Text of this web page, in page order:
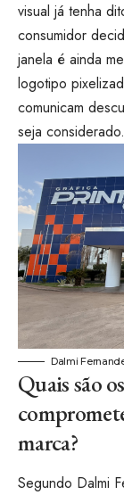
visual já tenha
consumidor
janela é ainda
logotipo
comunicam
seja considerado.
Dalmi
Quais são
marca?
Segundo Dalmi